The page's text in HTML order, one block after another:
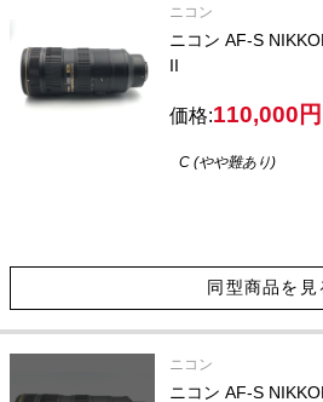
ニコン
ニコン AF-S NIKKOR
II
価格:110,000円
C (やや難あり)
同型商品を見
ニコン
ニコン AF-S NIKKOR